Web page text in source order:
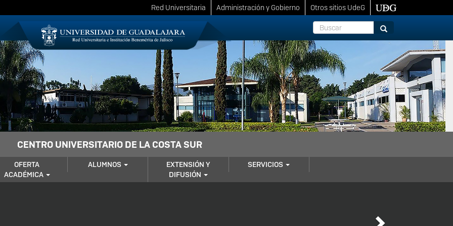
Red Universitaria Administración y Gobierno
Otros sitios UdeG
Buscar
Buscar
CENTRO UNIVERSITARIO DE LA COSTA SUR
OFERTA
ACADÉMICA
ALUMNOS
EXTENSIÓN Y
DIFUSIÓN
SERVICIOS